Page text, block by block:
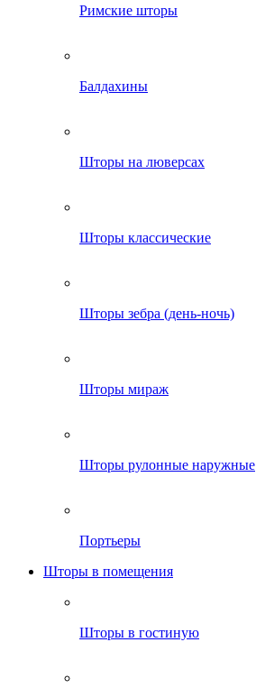
Римские шторы
Балдахины
Шторы на люверсах
Шторы классические
Шторы зебра (день-ночь)
Шторы мираж
Шторы рулонные наружные
Портьеры
Шторы в помещения
Шторы в гостиную